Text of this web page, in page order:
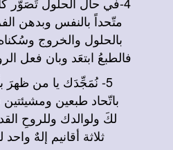
متّحداً بالنفس وبدهن
بالحلول والخروج
فالطبعُ ابتعَد وبان فعل
5- نُمَجِّدَك يا من ظهرَ بأمِّهِ إنساناً يدوم
باتّحاد طبعين
لكَ ولوالدك وللروحِ
ثلاثة أقانيم إلهٌ